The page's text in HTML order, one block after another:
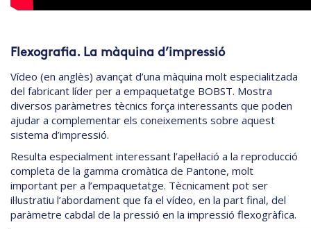
Flexografia. La màquina d’impressió
Vídeo (en anglès) avançat d’una màquina molt especialitzada
del fabricant líder per a empaquetatge BOBST. Mostra
diversos paràmetres tècnics força interessants que poden
ajudar a complementar els coneixements sobre aquest
sistema d’impressió.
Resulta especialment interessant l’apel·lació a la reproducció
completa de la gamma cromàtica de Pantone, molt
important per a l’empaquetatge. Tècnicament pot ser
il·lustratiu l’abordament que fa el vídeo, en la part final, del
paràmetre cabdal de la pressió en la impressió flexogràfica.